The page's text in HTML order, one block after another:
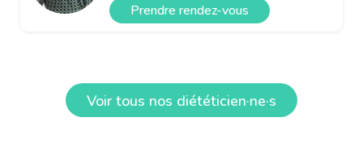
Prendre rendez-vous
Voir tous nos diététicien·ne·s